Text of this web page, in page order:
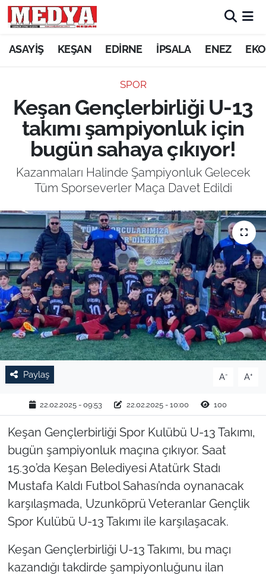
ASAYİŞ KEŞAN EDİRNE İPSALA ENEZ
SPOR
Keşan Gençlerbirliği U-13
takımı şampiyonluk için
bugün sahaya çıkıyor!
Kazanmaları Halinde Şampiyonluk Gelecek
Tüm Sporseverler Maça Davet Edildi
Paylaş A- A+
22.02.2025 - 09:53 22.02.2025 - 10:00 100
Keşan Gençlerbirliği Spor Kulübü U-13 Takımı,
bugün şampiyonluk maçına çıkıyor. Saat
15.30’da Keşan Belediyesi Atatürk Stadı
Mustafa Kaldı Futbol Sahası’nda oynanacak
karşılaşmada, Uzunköprü Veteranlar Gençlik
Spor Kulübü U-13 Takımı ile karşılaşacak.
Keşan Gençlerbirliği U-13 Takımı, bu maçı
kazandığı takdirde şampiyonluğunu ilan
KEŞAN
ASAYİŞ
SİYASET
GÜNDEM
EKONOMİ
SAĞLIK
EĞİTİM
TARIM VE HAYVANCILIK
KÜLTÜR SANAT
RESMİ İLAN
SPOR
YAŞAM
EDİRNE
TEKİRDAĞ
KIRKLARELİ
TÜRKİYE